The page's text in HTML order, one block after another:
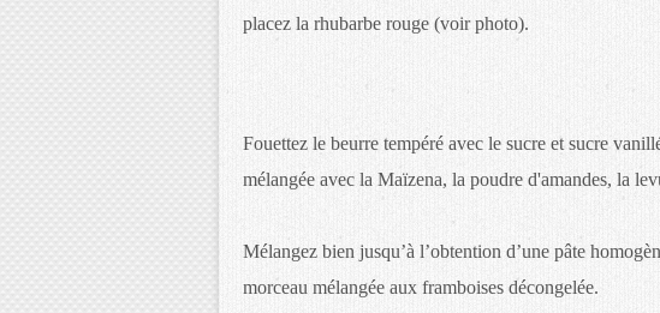
placez la rhubarbe rouge (voir photo).
Fouettez le beurre tempéré avec le sucre et sucre
mélangée avec la Maïzena, la poudre d'amandes, la
Mélangez bien jusqu’à l’obtention d’une pâte
morceau mélangée aux framboises décongelée.